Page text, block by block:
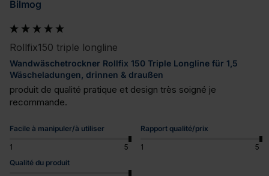
Bilmog
Rollfix150 triple longline
Wandwäschetrockner Rollfix 150 Triple Longline für 1,5
Wäscheladungen, drinnen & draußen
produit de qualité pratique et design très soigné je
recommande.
Facile à manipuler/à utiliser
1 5
Rapport qualité/prix
1
5
Qualité du produit